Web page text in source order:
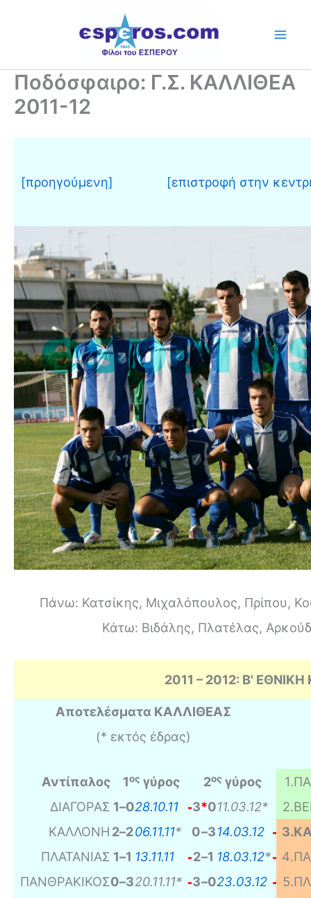
Ποδόσφαιρο: Γ.Σ. ΚΑΛΛΙΘΕΑ
2011-12
[προηγούμενη] [επιστροφή στην
Πάνω: Κατσίκης, Μιχαλόπουλος, Πρίπου,
Κάτω: Βιδάλης, Πλατέλας,
2011 – 2012: Β'
Αποτελέσματα ΚΑΛΛΙΘΕΑΣ
(* εκτός έδρας)
Αντίπαλος 1ος γύρος 2ος γύρος 1.
ΔΙΑΓΟΡΑΣ 1–028.10.11 3*011.03.12* 2.
ΚΑΛΛΟΝΗ 2–206.11.11* 0–314.03.12 3.
ΠΛΑΤΑΝΙΑΣ 1–1 13.11.11 2–1 18.03.12* 4.
ΠΑΝΘΡΑΚΙΚΟΣ0–320.11.11* 3–023.03.12 5.